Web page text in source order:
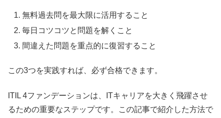
無料過去問を最大限に活用すること
毎日コツコツと問題を解くこと
間違えた問題を重点的に復習すること
この3つを実践すれば、必ず合格できます。
ITIL 4ファンデーションは、ITキャリアを大きく飛躍させ
るための重要なステップです。この記事で紹介した方法で